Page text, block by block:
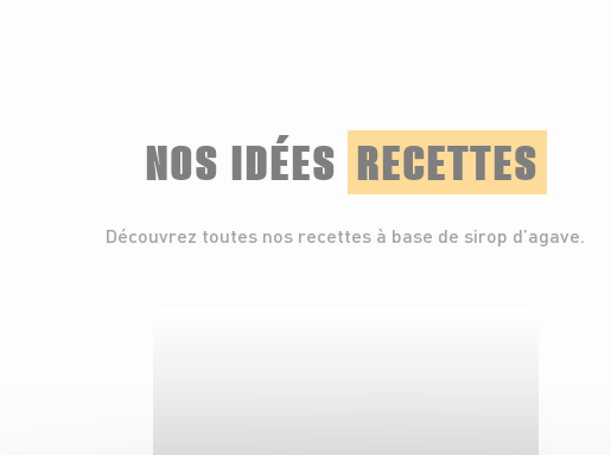
NOS IDÉES RECETTES
Découvrez toutes nos recettes à base de sirop d’agave.